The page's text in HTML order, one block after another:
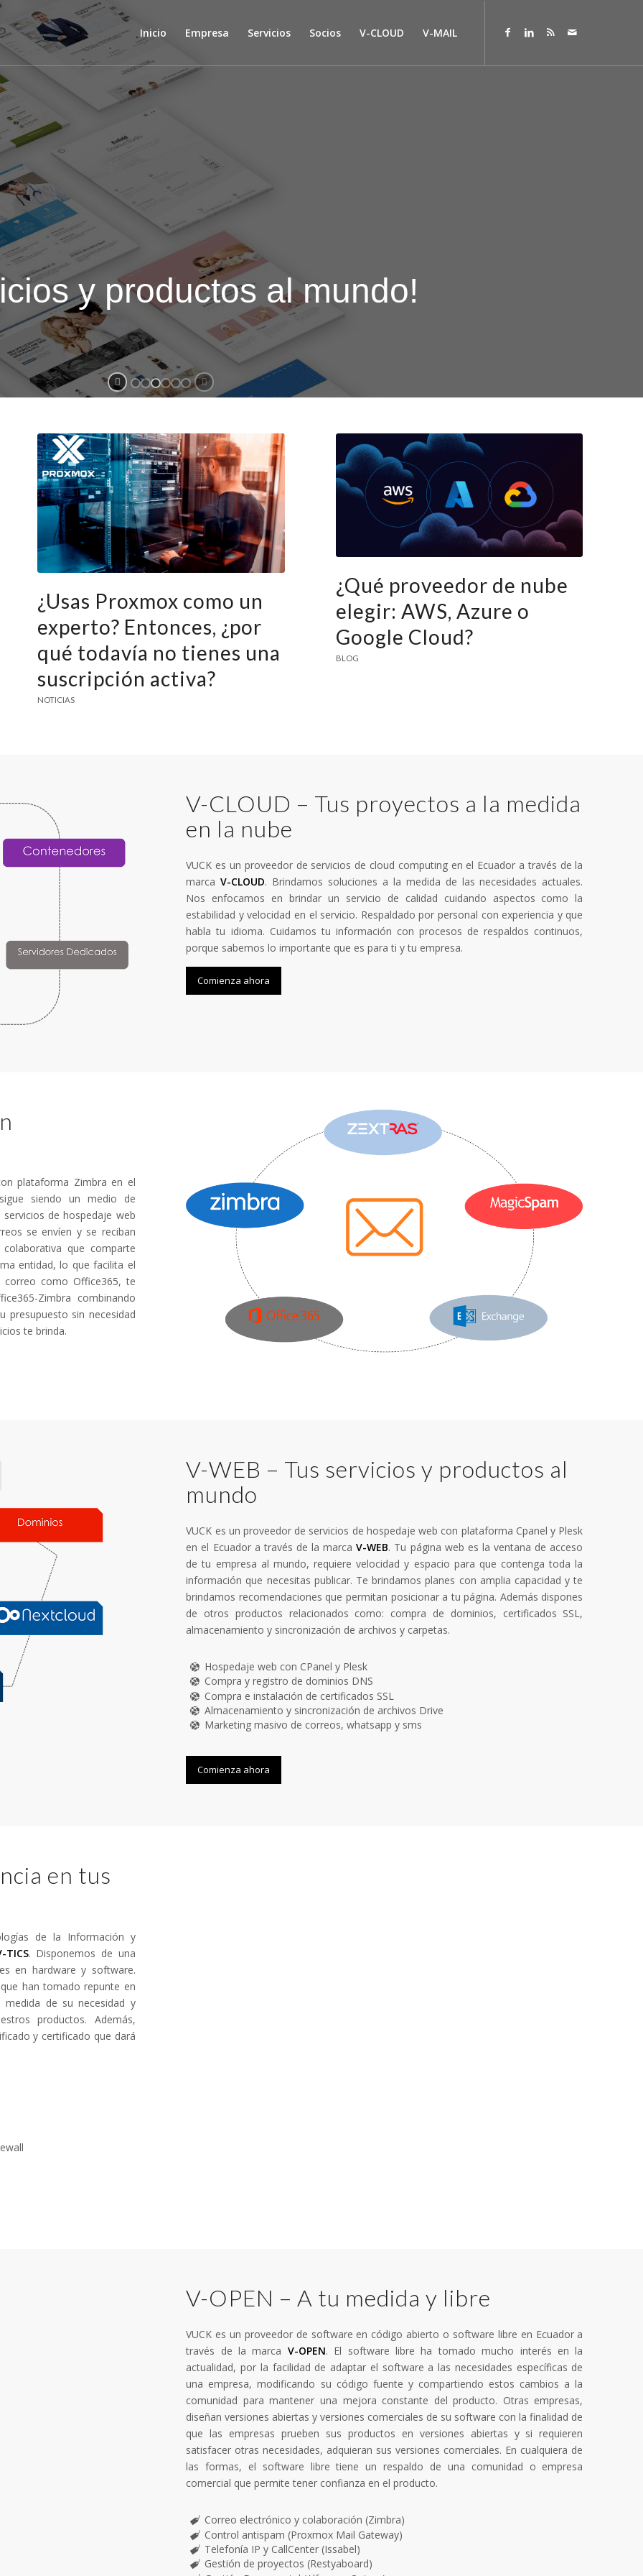
Inicio Empresa Servicios Socios V-CLOUD V-MAIL
y productos al mundo!
¿Usas Proxmox como un
experto? Entonces, ¿por
qué todavía no tienes una
suscripción activa?
NOTICIAS
¿Qué proveedor de nube
elegir: AWS, Azure o
Google Cloud?
BLOG
V-CLOUD – Tus proyectos a la medida
en la nube
VUCK es un proveedor de servicios de cloud computing en el Ecuador a través de la
marcaV-CLOUD. Brindamos soluciones a la medida de las necesidades actuales.
Nos enfocamos en brindar un servicio de calidad cuidando aspectos como la
estabilidad y velocidad en el servicio. Respaldado por personal con experiencia y que
habla tu idioma. Cuidamos tu información con procesos de respaldos continuos,
porque sabemos lo importante que es para ti y tu empresa.
Comienza ahora
plataforma Zimbra en el
siendo un medio de
de hospedaje web
se envíen y se reciban
que comparte
entidad, lo que facilita el
correo como Office365, te
Zimbra combinando
presupuesto sin necesidad
te brinda.
V-WEB – Tus servicios y productos al
mundo
VUCK es un proveedor de servicios de hospedaje web con plataforma Cpanel y Plesk
en el Ecuador a través de la marcaV-WEB. Tu página web es la ventana de acceso
de tu empresa al mundo, requiere velocidad y espacio para que contenga toda la
información que necesitas publicar. Te brindamos planes con amplia capacidad y te
brindamos recomendaciones que permitan posicionar a tu página. Además dispones
de otros productos relacionados como: compra de dominios, certificados SSL,
almacenamiento y sincronización de archivos y carpetas.
Hospedaje web con CPanel y Plesk
Compra y registro de dominios DNS
Compra e instalación de certificados SSL
Almacenamiento y sincronización de archivos Drive
Marketing masivo de correos, whatsapp y sms
Comienza ahora
en tus
de la Información y
TICS. Disponemos de una
en hardware y software.
han tomado repunte en
medida de su necesidad y
productos. Además,
y certificado que dará
V-OPEN – A tu medida y libre
VUCK es un proveedor de software en código abierto o software libre en Ecuador a
través de la marca V-OPEN. El software libre ha tomado mucho interés en la
actualidad, por la facilidad de adaptar el software a las necesidades específicas de
una empresa, modificando su código fuente y compartiendo estos cambios a la
comunidad para mantener una mejora constante del producto. Otras empresas,
diseñan versiones abiertas y versiones comerciales de su software con la finalidad de
que las empresas prueben sus productos en versiones abiertas y si requieren
satisfacer otras necesidades, adquieran sus versiones comerciales. En cualquiera de
las formas, el software libre tiene un respaldo de una comunidad o empresa
comercial que permite tener confianza en el producto.
Correo electrónico y colaboración (Zimbra)
Control antispam (Proxmox Mail Gateway)
Telefonía IP y CallCenter (Issabel)
Gestión de proyectos (Restyaboard)